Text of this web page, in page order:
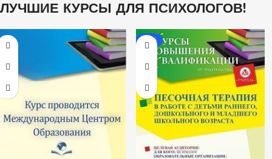
ЛУЧШИЕ КУРСЫ ДЛЯ ПСИХОЛОГОВ!
-20%